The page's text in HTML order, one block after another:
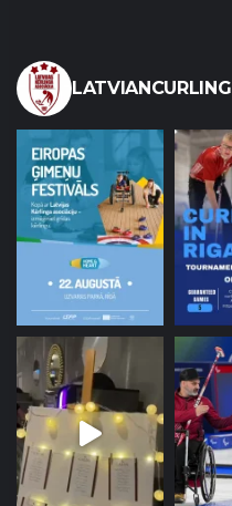
LATVIANCURLING